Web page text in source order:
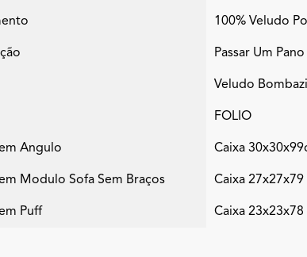
100% Veludo
Passar Um
Veludo
FOLIO
Angulo Caixa
Modulo Sofa Sem Braços Caixa 27x27x79
Puff Caixa 23x23x78